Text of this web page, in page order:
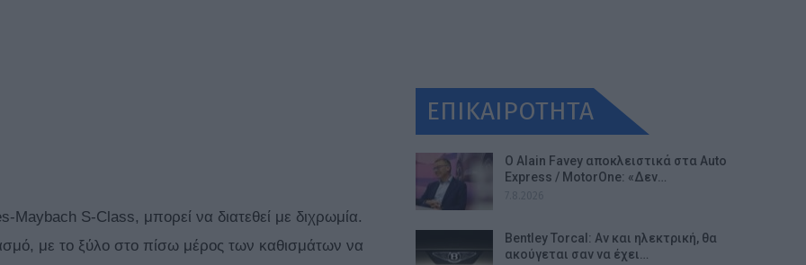
S-Class, μπορεί να διατεθεί με διχρωμία.
με το ξύλο στο πίσω μέρος των καθισμάτων να
ΕΠΙΚΑΙΡΟΤΗΤΑ
Ο Alain Favey αποκλειστικά στα Auto
Express / MotorOne: «Δεν…
Bentley Torcal: Αν και ηλεκτρική, θα
ακούγεται σαν να έχει…